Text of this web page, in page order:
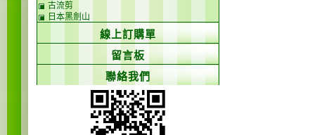
古流剪
日本黑劍山
線上訂購單
留言板
聯絡我們